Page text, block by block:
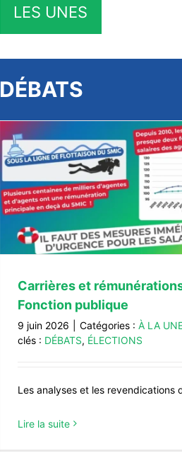
LES UNES
DÉBATS
Carrières et
Fonction publique
9 juin 2026 Catégories : À LA
clés : DÉBATS, ÉLECTIONS
Les analyses et les revendications
Lire la suite
Stage syndical : décrypter
mécanismes de